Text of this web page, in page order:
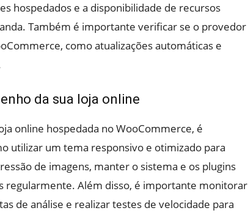
hospedados e a disponibilidade de recursos
Também é importante verificar se o provedor
como atualizações automáticas e
da sua loja online
online hospedada no WooCommerce, é
utilizar um tema responsivo e otimizado para
de imagens, manter o sistema e os plugins
regularmente. Além disso, é importante monitorar
de análise e realizar testes de velocidade para